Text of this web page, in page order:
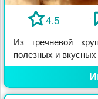
4.5
Из гречневой
полезных и